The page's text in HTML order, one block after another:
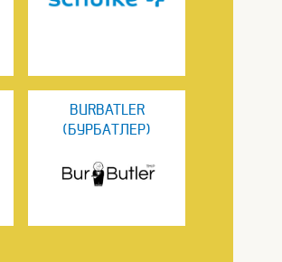
BURBATLER
(БУРБАТЛЕР)